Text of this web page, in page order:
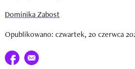
Dominika Zabost
Opublikowano: czwartek, 20 czerwca
Udostępnij na facebook
E-mail do przyjaciela